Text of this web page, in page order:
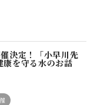
決定！「小早川先
を守る水のお話